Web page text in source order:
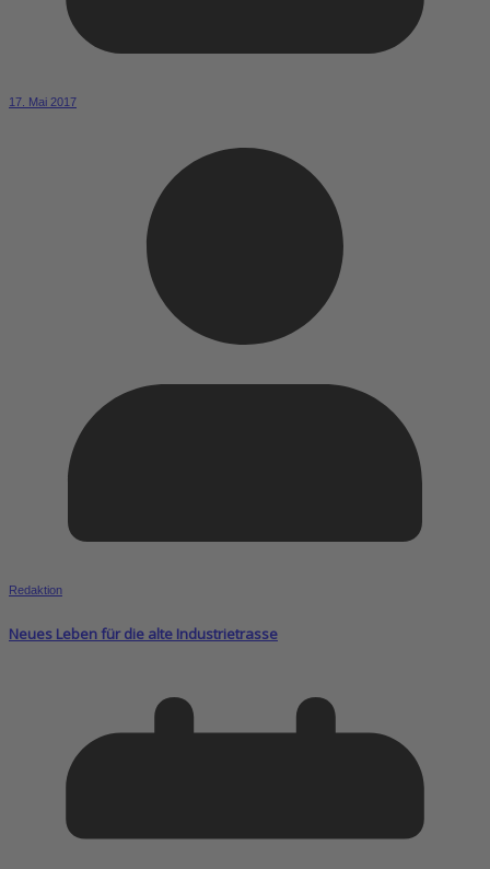
17. Mai 2017
Redaktion
Neues Leben für die alte Industrietrasse